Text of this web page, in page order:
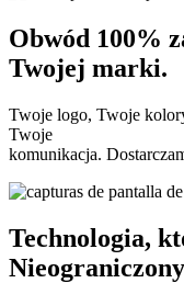
Obwód 100%
Twojej marki.
Twoje logo, Twoje
Twoje
komunikacja.
Technologia,